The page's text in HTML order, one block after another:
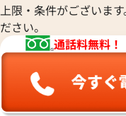
上限・条件がございま
ださい。
通話料無料！